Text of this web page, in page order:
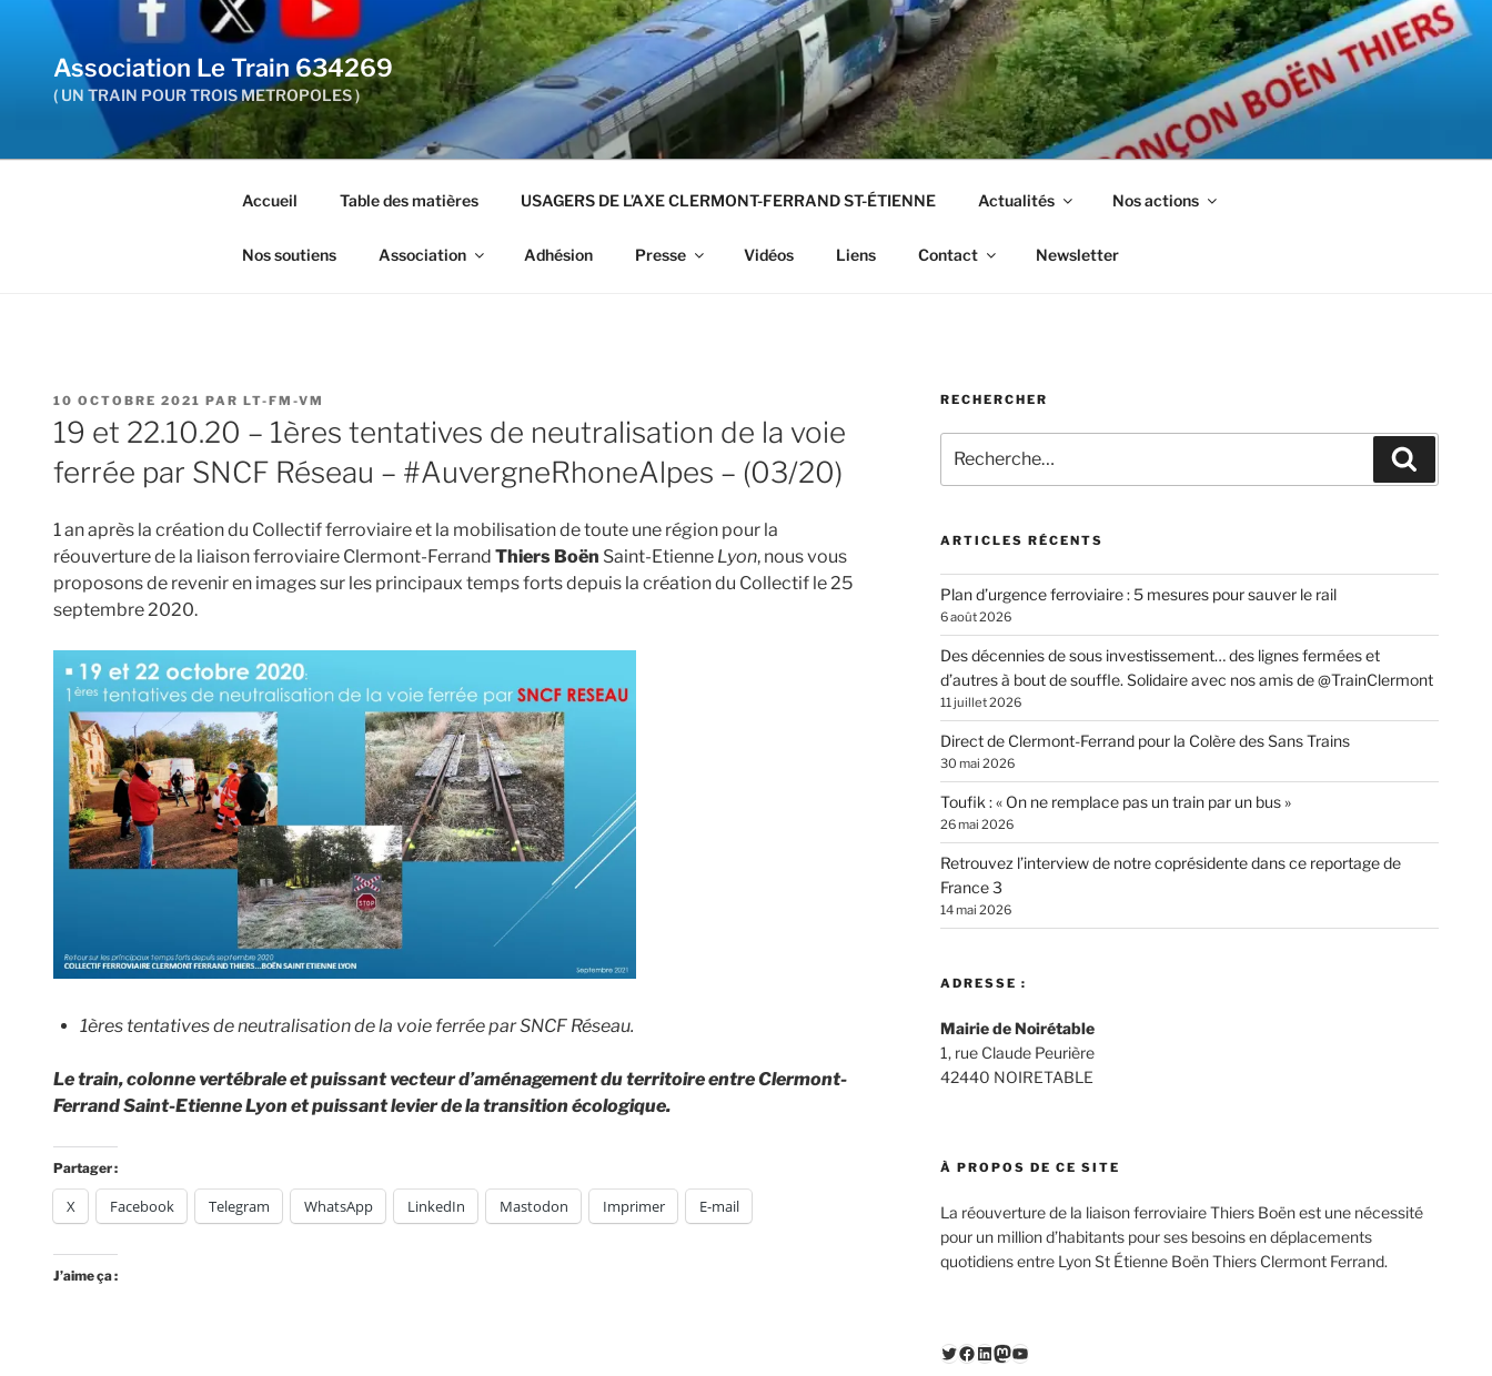
contenu
principal
Association Le Train 634269
( UN TRAIN POUR TROIS METROPOLES )
Accueil Table des matières USAGERS DE L’AXE CLERMONT-FERRAND ST-ÉTIENNE Actualités Nos actions
Nos soutiens Association Adhésion Presse Vidéos Liens Contact Newsletter
PUBLIÉ
LE
10 OCTOBRE 2021 PAR LT-FM-VM
19 et 22.10.20 – 1ères tentatives de neutralisation de la voie
ferrée par SNCF Réseau – #AuvergneRhoneAlpes – (03/20)
1 an après la création du Collectif ferroviaire et la mobilisation de toute une région pour la
réouverture de la liaison ferroviaire Clermont-Ferrand Thiers Boën Saint-Etienne Lyon, nous vous
proposons de revenir en images sur les principaux temps forts depuis la création du Collectif le 25
septembre 2020.
1ères tentatives de neutralisation de la voie ferrée par SNCF Réseau.
Le train, colonne vertébrale et puissant vecteur d’aménagement du territoire entre Clermont-
Ferrand Saint-Etienne Lyon et puissant levier de la transition écologique.
Partager :
X Facebook Telegram WhatsApp LinkedIn Mastodon Imprimer E-mail
J’aime ça :
RECHERCHER
pour
:
ARTICLES RÉCENTS
Plan d’urgence ferroviaire : 5 mesures pour sauver le rail
6 août 2026
Des décennies de sous investissement… des lignes fermées et
d’autres à bout de souffle. Solidaire avec nos amis de @TrainClermont
11 juillet 2026
Direct de Clermont-Ferrand pour la Colère des Sans Trains
30 mai 2026
Toufik : « On ne remplace pas un train par un bus »
26 mai 2026
Retrouvez l’interview de notre coprésidente dans ce reportage de
France 3
14 mai 2026
ADRESSE :
Mairie de Noirétable
1, rue Claude Peurière
42440 NOIRETABLE
À PROPOS DE CE SITE
La réouverture de la liaison ferroviaire Thiers Boën est une nécessité
pour un million d’habitants pour ses besoins en déplacements
quotidiens entre Lyon St Étienne Boën Thiers Clermont Ferrand.
Twitter
Facebook
LinkedIn
Mastodon
YouTube